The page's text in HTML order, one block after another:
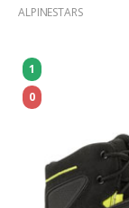
ALPINESTARS
1
0